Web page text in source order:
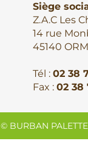
Siège
Z.A.C Les
14 rue
45140
Tél : 02 38
Fax : 02 38
BURBAN